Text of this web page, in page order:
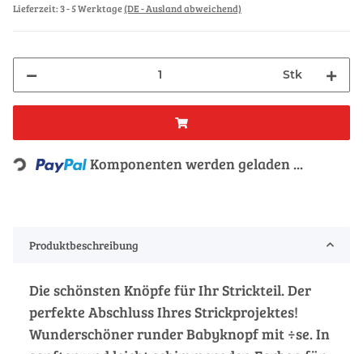
Lieferzeit:3 - 5 Werktage(DE - Ausland abweichend)
Stk
Loading... Komponenten werden geladen ...
Produktbeschreibung
Die schönsten Knöpfe für Ihr Strickteil. Der
perfekte Abschluss Ihres Strickprojektes!
Wunderschöner runder Babyknopf mit ÷se. In